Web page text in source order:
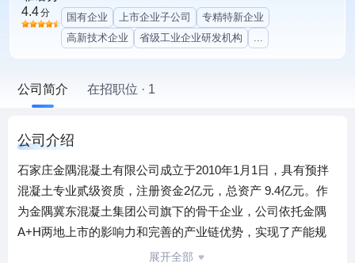
4.4分 国有企业 上市企业子公司
专精特新企业
高新技术企业
省级工业企业研发机构 ...
公司简介 在招职位 · 1
公司介绍
石家庄金隅混凝土有限公司成立于2010年1月1日，具有预拌
混凝土专业贰级资质，注册资金2亿元，总资产 9.4亿元。作
为金隅冀东混凝土集团公司旗下的骨干企业，公司依托金隅
A+H两地上市的影响力和完善的产业链优势，实现了产能规
模的快速扩张，并取得了预拌混凝土行业的最高资质。
展开全部